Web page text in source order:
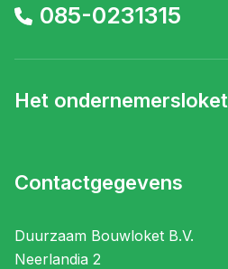
085-0231315
Het ondernemersloket
Contactgegevens
Duurzaam Bouwloket B.V.
Neerlandia 2